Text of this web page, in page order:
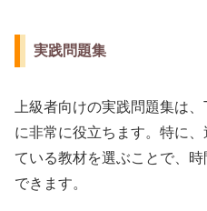
実践問題集
上級者向けの実践問題集は
に非常に役立ちます。特に
ている教材を選ぶことで、
できます。